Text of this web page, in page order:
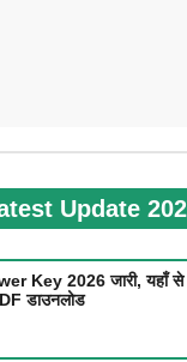
Update
Key 2026 जारी, यहाँ
डाउनलोड